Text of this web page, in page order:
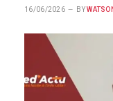
16/06/2026 BY